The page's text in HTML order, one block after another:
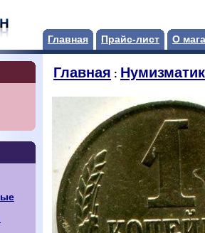
Главная Прайс-лист О
Главная :